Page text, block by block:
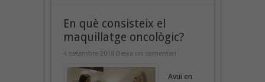
En què consisteix el
maquillatge oncològic?
4 setembre 2018 Deixa un comentari
Avui en